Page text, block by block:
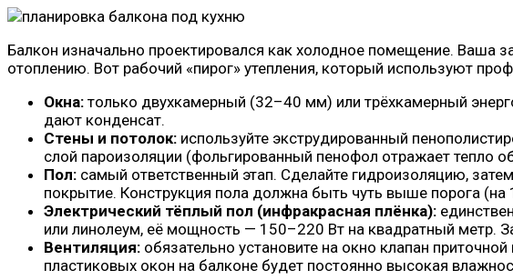
Балкон изначально проектировался как холодное помещение. Ваша
отоплению. Вот рабочий «пирог» утепления, который используют
Окна: только двухкамерный (32–40 мм) или трёхкамерный
дают конденсат.
Стены и потолок: используйте экструдированный
слой пароизоляции (фольгированный пенофол отражает тепло
Пол: самый ответственный этап. Сделайте гидроизоляцию,
покрытие. Конструкция пола должна быть чуть выше порога
Электрический тёплый пол (инфракрасная плёнка):
или линолеум, её мощность — 150–220 Вт на квадратный метр.
Вентиляция: обязательно установите на окно клапан
пластиковых окон на балконе будет постоянно высокая